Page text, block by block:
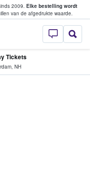
2009. Elke bestelling wordt
van de afgedrukte waarde.
StubHub: waar
Tickets
, NH